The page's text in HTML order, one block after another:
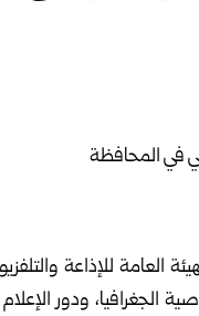
العامة للإذاعة
الجغرافيا، ودور